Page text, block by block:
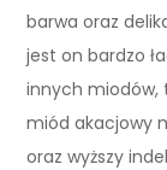
barwa oraz
jest on bardzo
innych miodów,
miód akacjowy
oraz wyższy